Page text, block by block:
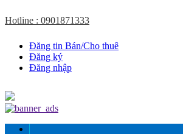
Hotline : 0901871333
Đăng tin Bán/Cho thuê
Đăng ký
Đăng nhập